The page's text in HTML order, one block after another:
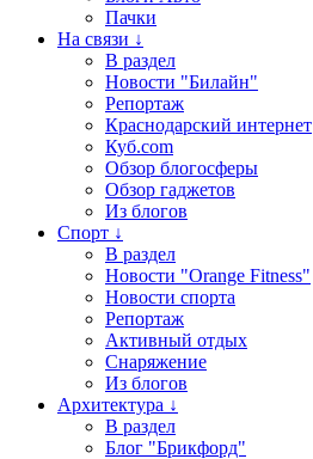
Пачки
На связи ↓
В раздел
Новости "Билайн"
Репортаж
Краснодарский интернет
Куб.com
Обзор блогосферы
Обзор гаджетов
Из блогов
Спорт ↓
В раздел
Новости "Orange Fitness"
Новости спорта
Репортаж
Активный отдых
Снаряжение
Из блогов
Архитектура ↓
В раздел
Блог "Брикфорд"